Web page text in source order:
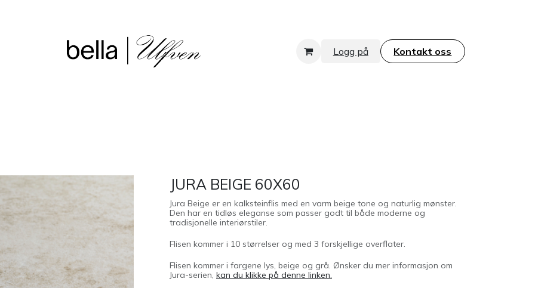
Logg på Kontakt oss​​​​​​​
JURA BEIGE 60X60
Jura Beige er en kalksteinflis med en varm beige tone og naturlig mønster.
Den har en tidløs eleganse som passer godt til både moderne og
tradisjonelle interiørstiler.
Flisen kommer i 10 størrelser og med 3 forskjellige overflater.
Flisen kommer i fargene lys, beige og grå. Ønsker du mer informasjon om
Jura-serien, kan du klikke på denne linken.